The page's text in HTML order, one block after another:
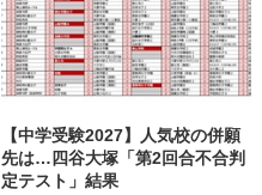
【中学受験2027】人気校の併願
先は…四谷大塚「第2回合不合判
定テスト」結果